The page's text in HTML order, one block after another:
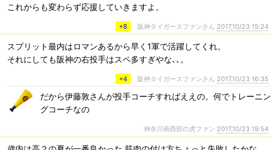
これからも変わらず応援していきますよ。
+8 阪神タイガースファンさん 2017,10/23 15:24
スプリット最内はロマンあるから早く1軍で活躍してくれ。
それにしても阪神の右投手はスペ多すぎやな､､。
+4 阪神タイガースファンさん 2017,10/23 16:35
だから伊藤敦さんが投手コーチすればええの。何でトレーニン
グコーチなの
神奈川南西部の虎ファン 2017,10/23 19:54